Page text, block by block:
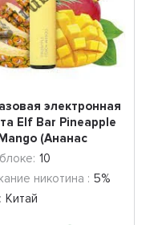
электронная
Elf Bar Pineapple
(Ананас
10
никотина : 5%
Китай